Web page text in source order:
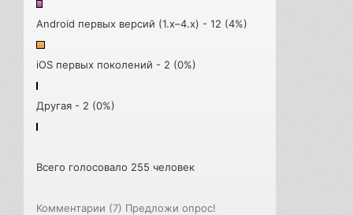
Android первых версий (1.x–4.x) - 12 (4%)
iOS первых поколений - 2 (0%)
Другая - 2 (0%)
Всего голосовало 255 человек
Комментарии (7) Предложи опрос!